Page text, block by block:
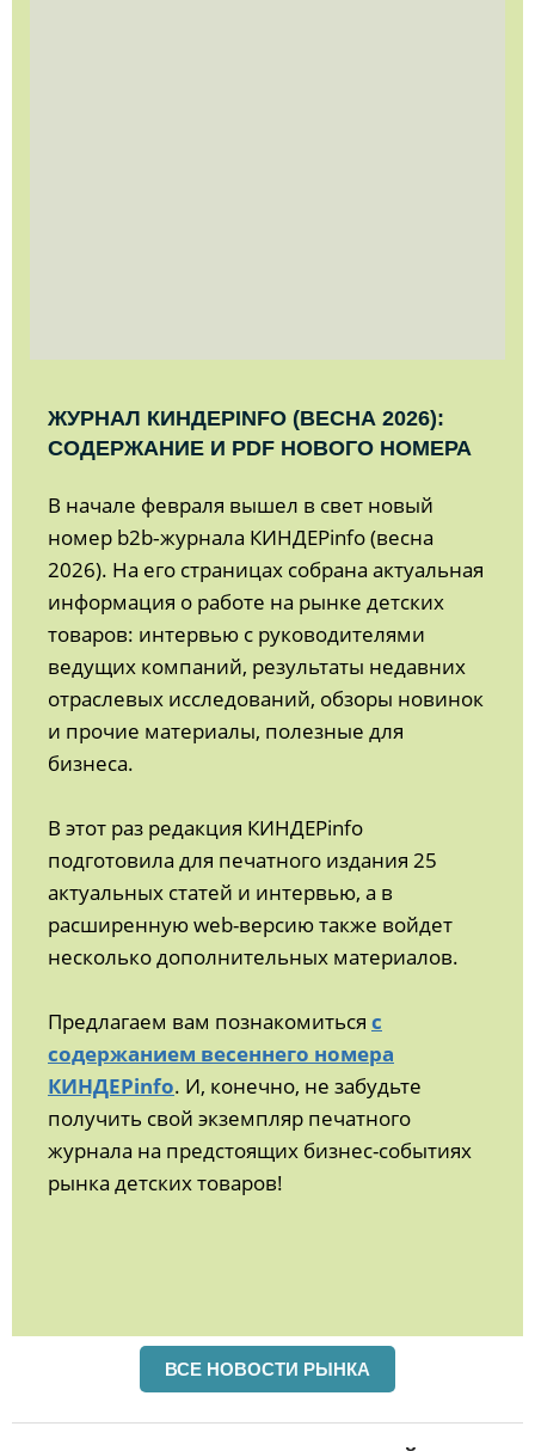
ЖУРНАЛ КИНДЕРINFO (ВЕСНА 2026):
СОДЕРЖАНИЕ И PDF НОВОГО НОМЕРА
В начале февраля вышел в свет новый
номер b2b‑журнала КИНДЕРinfo (весна
2026). На его страницах собрана актуальная
информация о работе на рынке детских
товаров: интервью с руководителями
ведущих компаний, результаты недавних
отраслевых исследований, обзоры новинок
и прочие материалы, полезные для
бизнеса.
В этот раз редакция КИНДЕРinfo
подготовила для печатного издания 25
актуальных статей и интервью, а в
расширенную web-версию также войдет
несколько дополнительных материалов.
Предлагаем вам познакомиться с
содержанием весеннего номера
КИНДЕРinfo. И, конечно, не забудьте
получить свой экземпляр печатного
журнала на предстоящих бизнес-событиях
рынка детских товаров!
ВСЕ НОВОСТИ РЫНКА